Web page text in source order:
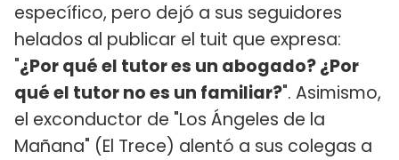
específico, pero dejó a sus seguidores
helados al publicar el tuit que expresa:
"¿Por qué el tutor es un abogado? ¿Por
qué el tutor no es un familiar?". Asimismo,
el exconductor de "Los Ángeles de la
Mañana" (El Trece) alentó a sus colegas a